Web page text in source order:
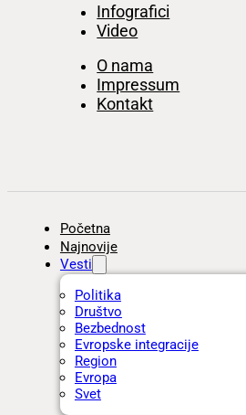
Infografici
Video
O nama
Impressum
Kontakt
Početna
Najnovije
Vesti
Politika
Društvo
Bezbednost
Evropske integracije
Region
Evropa
Svet